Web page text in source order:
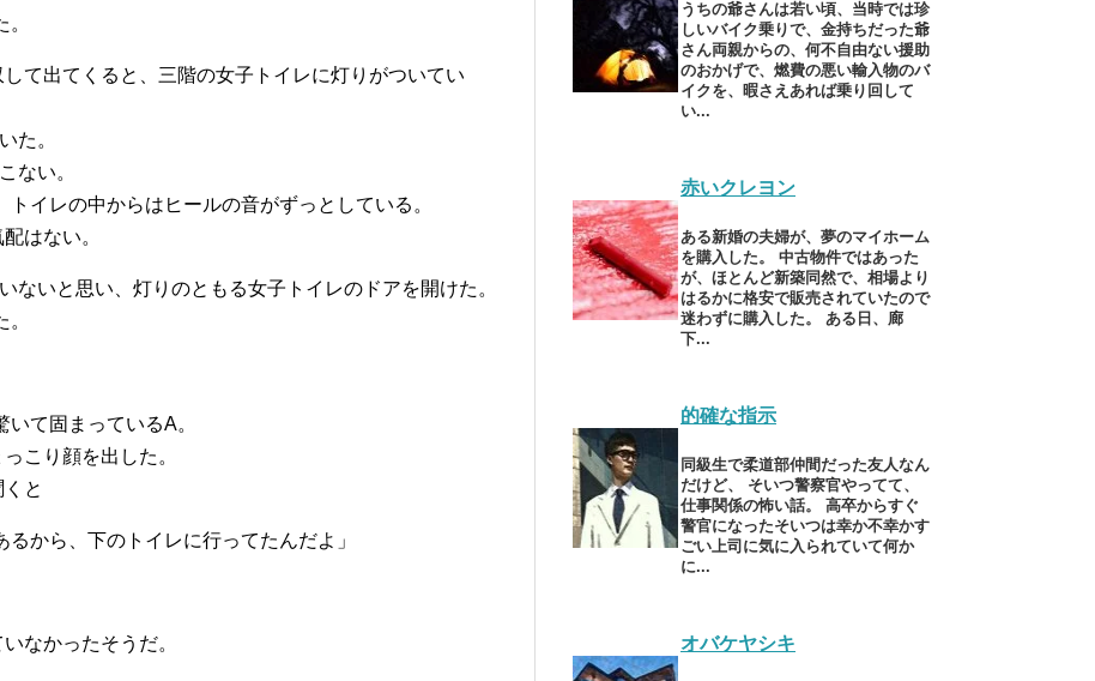
て出てくると、三階の女子トイレに灯りがついてい
た。
ない。
イレの中からはヒールの音がずっとしている。
はない。
ないと思い、灯りのともる女子トイレのドアを開けた。
て固まっているA。
こり顔を出した。
と
るから、下のトイレに行ってたんだよ」
なかったそうだ。
うちの爺さんは若い頃、当時では珍
しいバイク乗りで、金持ちだった爺
さん両親からの、何不自由ない援助
のおかげで、燃費の悪い輸入物のバ
イクを、暇さえあれば乗り回して
い...
赤いクレヨン
ある新婚の夫婦が、夢のマイホーム
を購入した。 中古物件ではあった
が、ほとんど新築同然で、相場より
はるかに格安で販売されていたので
迷わずに購入した。 ある日、廊
下...
的確な指示
同級生で柔道部仲間だった友人なん
だけど、 そいつ警察官やってて、
仕事関係の怖い話。 高卒からすぐ
警官になったそいつは幸か不幸かす
ごい上司に気に入られていて何か
に...
オバケヤシキ